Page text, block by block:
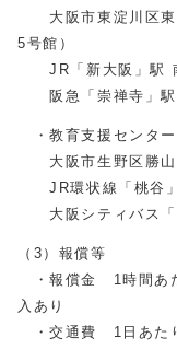
大阪市東淀川区東
5号館）
JR「新大阪」駅
阪急「崇禅寺」駅
・教育支援センタ
大阪市生野区勝山
JR環状線「桃谷
大阪シティバス「
（3）報償等
・報償金 1時間あ
入あり
・交通費 1日あた